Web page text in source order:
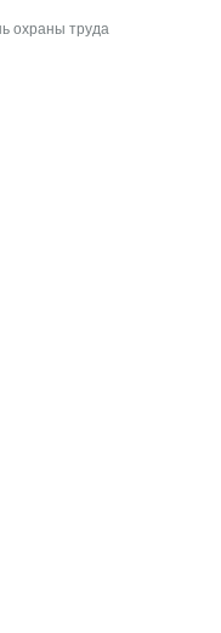
охраны труда